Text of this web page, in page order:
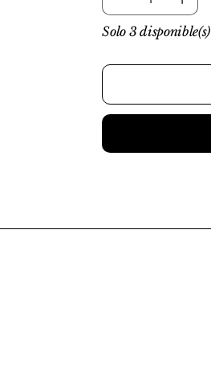
Solo 3 disponible(s)